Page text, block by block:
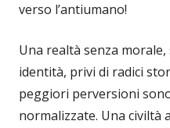
verso l’antiumano!
Una realtà senza
identità, privi di radici
peggiori perversioni
normalizzate. Una